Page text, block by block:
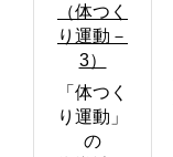
（体つく
り運動－
3）
「体つく
り運動」
の